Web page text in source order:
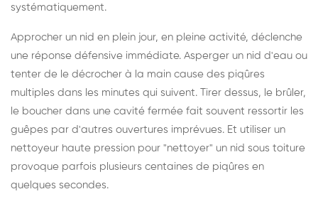
systématiquement.
Approcher un nid en plein jour, en pleine activité, déclenche
une réponse défensive immédiate. Asperger un nid d'eau ou
tenter de le décrocher à la main cause des piqûres
multiples dans les minutes qui suivent. Tirer dessus, le brûler,
le boucher dans une cavité fermée fait souvent ressortir les
guêpes par d'autres ouvertures imprévues. Et utiliser un
nettoyeur haute pression pour "nettoyer" un nid sous toiture
provoque parfois plusieurs centaines de piqûres en
quelques secondes.